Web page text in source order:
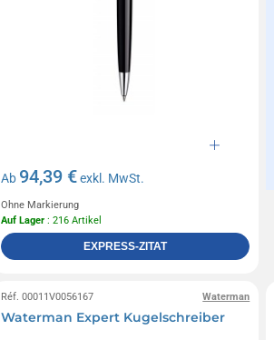
Ab 94,39 €exkl. MwSt.
Ohne Markierung
Auf Lager: 216 Artikel
EXPRESS-ZITAT
Waterman
Réf. 00011V0056167
Waterman Expert Kugelschreiber